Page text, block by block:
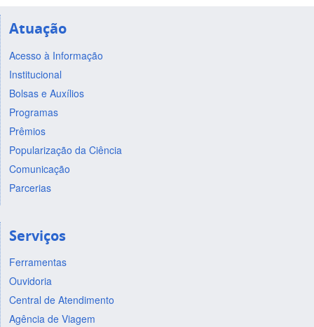
Atuação
Acesso à Informação
Institucional
Bolsas e Auxílios
Programas
Prêmios
Popularização da Ciência
Comunicação
Parcerias
Serviços
Ferramentas
Ouvidoria
Central de Atendimento
Agência de Viagem